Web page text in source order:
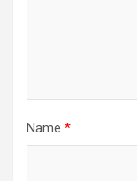
Name *